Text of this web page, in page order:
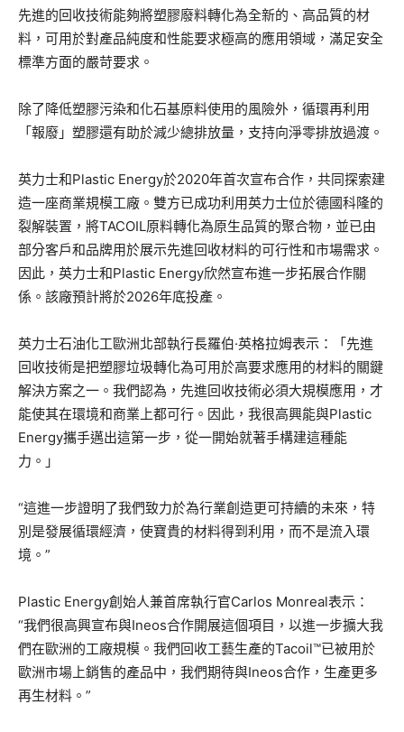
先進的回收技術能夠將塑膠廢料轉化為全新的、高品質的材
料，可用於對產品純度和性能要求極高的應用領域，滿足安全
標準方面的嚴苛要求。
除了降低塑膠污染和化石基原料使用的風險外，循環再利用
「報廢」塑膠還有助於減少總排放量，支持向淨零排放過渡。
英力士和Plastic Energy於2020年首次宣布合作，共同探索建
造一座商業規模工廠。雙方已成功利用英力士位於德國科隆的
裂解裝置，將TACOIL原料轉化為原生品質的聚合物，並已由
部分客戶和品牌用於展示先進回收材料的可行性和市場需求。
因此，英力士和Plastic Energy欣然宣布進一步拓展合作關
係。該廠預計將於2026年底投產。
英力士石油化工歐洲北部執行長羅伯·英格拉姆表示：「先進
回收技術是把塑膠垃圾轉化為可用於高要求應用的材料的關鍵
解決方案之一。我們認為，先進回收技術必須大規模應用，才
能使其在環境和商業上都可行。因此，我很高興能與Plastic
Energy攜手邁出這第一步，從一開始就著手構建這種能
力。」
“這進一步證明了我們致力於為行業創造更可持續的未來，特
別是發展循環經濟，使寶貴的材料得到利用，而不是流入環
境。”
Plastic Energy創始人兼首席執行官Carlos Monreal表示：
“我們很高興宣布與Ineos合作開展這個項目，以進一步擴大我
們在歐洲的工廠規模。我們回收工藝生產的Tacoil™已被用於
歐洲市場上銷售的產品中，我們期待與Ineos合作，生產更多
再生材料。”